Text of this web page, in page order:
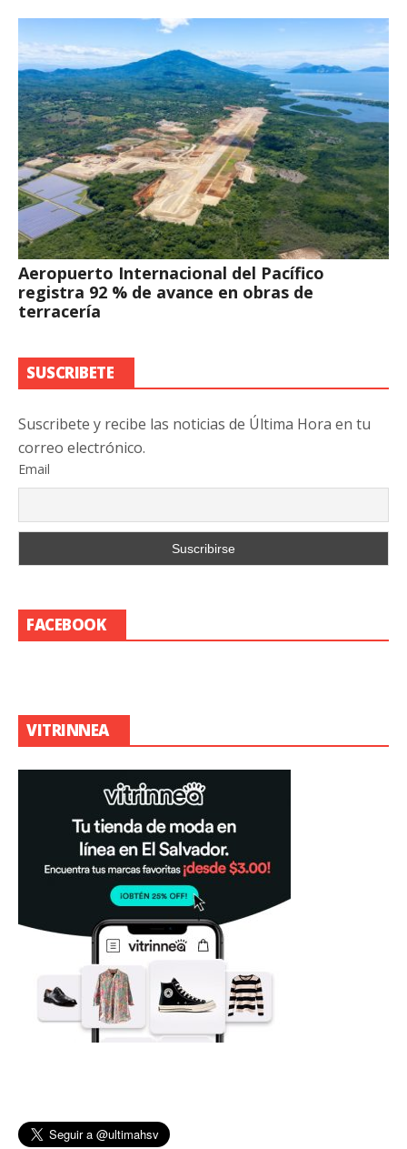
Aeropuerto Internacional del Pacífico
registra 92 % de avance en obras de
terracería
SUSCRIBETE
Suscribete y recibe las noticias de Última Hora en tu
correo electrónico.
Email
FACEBOOK
VITRINNEA